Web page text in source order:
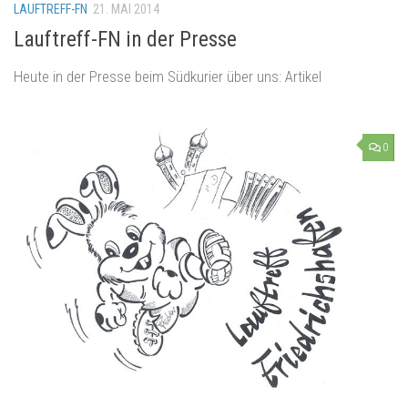
LAUFTREFF-FN 21. MAI 2014
Lauftreff-FN in der Presse
Heute in der Presse beim Südkurier über uns: Artikel
0